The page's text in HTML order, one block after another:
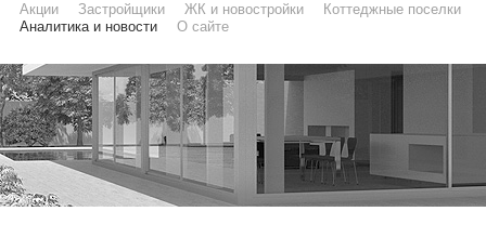
Акции Застройщики ЖК и новостройки
Коттеджные поселки
Аналитика и новости
О сайте